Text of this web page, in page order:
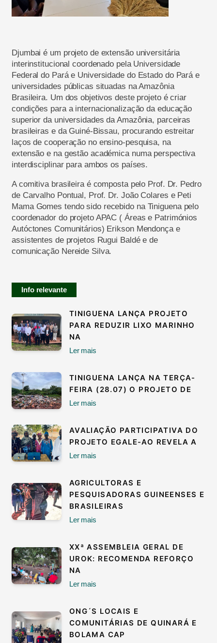
Djumbai é um projeto de extensão universitária
interinstitucional coordenado pela Universidade
Federal do Pará e Universidade do Estado do Pará e
universidades públicas situadas na Amazônia
Brasileira. Um dos objetivos deste projeto é criar
condições para a internacionalização da educação
superior da universidades da Amazônia, parceiras
brasileiras e da Guiné-Bissau, procurando estreitar
laços de cooperação no ensino-pesquisa, na
extensão e na gestão académica numa perspectiva
interdisciplinar para ambos os países.
A comitiva brasileira é composta pelo Prof. Dr. Pedro
de Carvalho Pontual, Prof. Dr. João Colares e Peti
Mama Gomes tendo sido recebido na Tiniguena pelo
coordenador do projeto APAC ( Áreas e Patrimónios
Autóctones Comunitários) Erikson Mendonça e
assistentes de projetos Rugui Baldé e de
comunicação Nereide Silva.
Info relevante
TINIGUENA LANÇA PROJETO
PARA REDUZIR LIXO MARINHO
NA
Ler mais
TINIGUENA LANÇA NA TERÇA-
FEIRA (28.07) O PROJETO DE
Ler mais
AVALIAÇÃO PARTICIPATIVA DO
PROJETO EGALE-AO REVELA A
Ler mais
AGRICULTORAS E
PESQUISADORAS GUINEENSES E
BRASILEIRAS
Ler mais
XXª ASSEMBLEIA GERAL DE
UROK: RECOMENDA REFORÇO
NA
Ler mais
ONG´S LOCAIS E
COMUNITÁRIAS DE QUINARÁ E
BOLAMA CAP